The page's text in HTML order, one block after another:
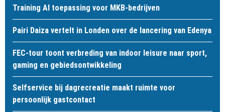
Training AI toepassing voor MKB-bedrijven
Pairi Daiza vertelt in Londen over de lancering van Edenya
FEC-tour toont verbreding van indoor leisure naar sport,
gaming en gebiedsontwikkeling
Selfservice bij dagrecreatie maakt ruimte voor
persoonlijk gastcontact